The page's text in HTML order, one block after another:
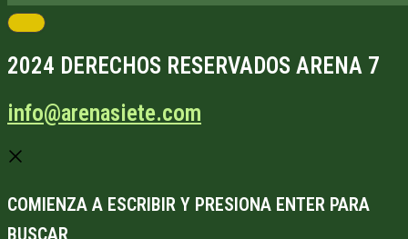
2024 DERECHOS RESERVADOS ARENA 7
info@arenasiete.com
COMIENZA A ESCRIBIR Y PRESIONA ENTER PARA
BUSCAR